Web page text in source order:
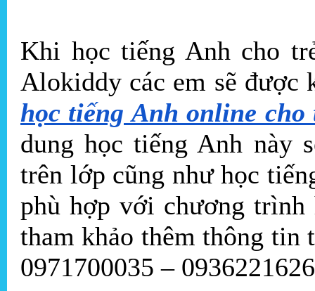
Khi học tiếng Anh cho
Alokiddy các em sẽ được
học tiếng Anh online cho
dung học tiếng Anh này
trên lớp cũng như học
phù hợp với chương trình
tham khảo thêm thông
0971700035 –